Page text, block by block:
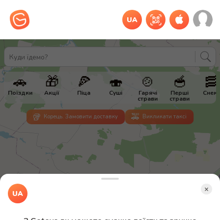
UA
Куди їдемо?
🚗
Поїздки
🎁
Акції
🍕
Піца
🍣
Суші
🍲
Гарячі
страви
🥣
Перші
страви
🥓
Снеки
🥡 Корець. Замовити доставку 🚕 Викликати таксі
UA ×